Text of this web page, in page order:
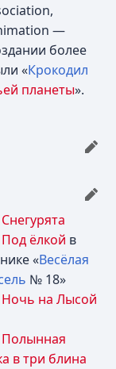
—
более
«Крокодил
планеты».
Снегурята
Под ёлкой в
«Весёлая
№ 18»
Ночь на Лысой
Полынная
в три блина